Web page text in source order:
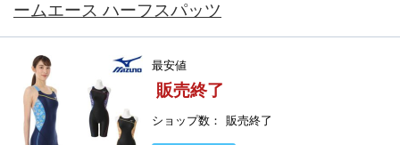
ームエース ハーフスパッツ
最安値
販売終了
ショップ数 販売終了